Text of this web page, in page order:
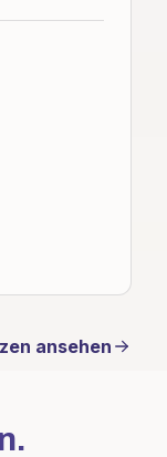
ansehen